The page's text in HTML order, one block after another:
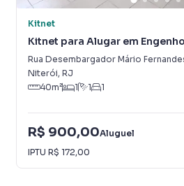
Kitnet
Kitnet para Alugar em
Rua Desembargador Mário
Niterói, RJ
40m² 1 1 1
R$ 900,00Aluguel
IPTU R$ 172,00